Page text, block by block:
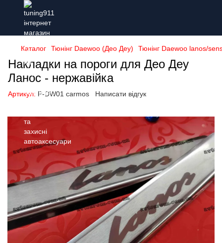
Каталог Тюнінг Daewoo (Део Деу) Тюнінг Daewoo lanos/
Накладки на пороги для Део Деу
Ланос - нержавійка
Артикул: P-DW01 carmos Написати відгук